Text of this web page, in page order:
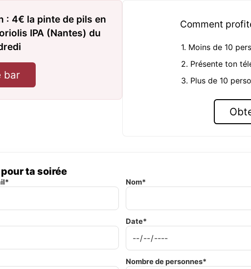
: 4€ la pinte de pils en
IPA (Nantes) du
bar
Comment
1. Moins de 10
2. Présente ton
3. Plus de 10
ta soirée
Nom*
Date*
Nombre de personnes*